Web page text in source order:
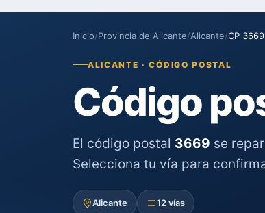
Inicio/Provincia de Alicante/Alicante/CP 3669
ALICANTE · CÓDIGO POSTAL
Código
El código postal 3669 se
Selecciona tu vía para
Alicante 12 vías